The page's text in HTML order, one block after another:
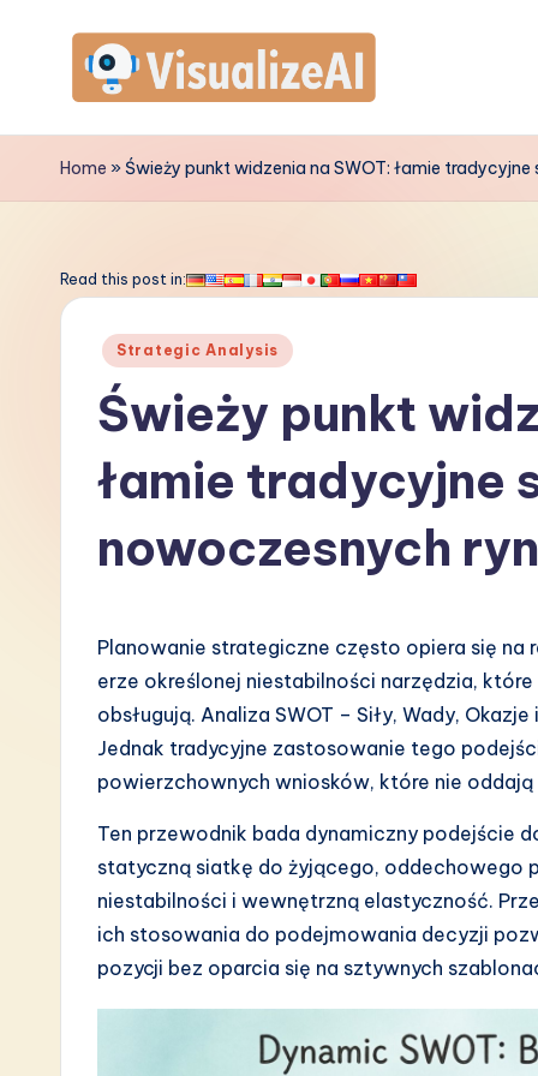
contentV
is
a
A
Home »Świeży punkt widzenia na SWOT: łamie
Read this post in:
Posted
Strategic Analysis
Świeży punkt
łamie tradycyjne
nowoczesnych
Planowanie strategiczne często opiera się na
erze określonej niestabilności narzędzia,
obsługują. Analiza SWOT – Siły, Wady,
Jednak tradycyjne zastosowanie tego
powierzchownych wniosków, które nie oddają
Ten przewodnik bada dynamiczny podejście
statyczną siatkę do żyjącego, oddechowego
niestabilności i wewnętrzną elastyczność.
ich stosowania do podejmowania decyzji
pozycji bez oparcia się na sztywnych